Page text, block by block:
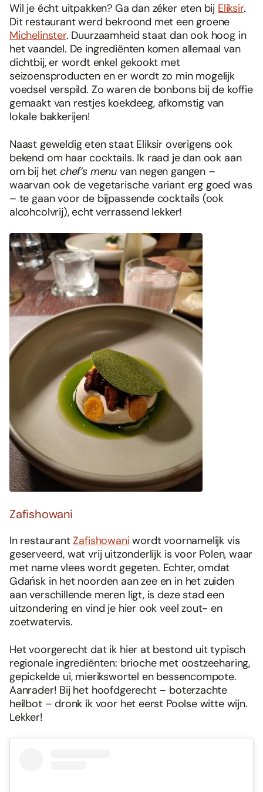
Wil je écht uitpakken? Ga dan zéker eten bij Eliksir.
Dit restaurant werd bekroond met een groene
Michelinster. Duurzaamheid staat dan ook hoog in
het vaandel. De ingrediënten komen allemaal van
dichtbij, er wordt enkel gekookt met
seizoensproducten en er wordt zo min mogelijk
voedsel verspild. Zo waren de bonbons bij de koffie
gemaakt van restjes koekdeeg, afkomstig van
lokale bakkerijen!
Naast geweldig eten staat Eliksir overigens ook
bekend om haar cocktails. Ik raad je dan ook aan
om bij hetchef’s menu van negen gangen –
waarvan ook de vegetarische variant erg goed was
– te gaan voor de bijpassende cocktails (ook
alcohcolvrij), echt verrassend lekker!
Zafishowani
In restaurantZafishowani wordt voornamelijk vis
geserveerd, wat vrij uitzonderlijk is voor Polen, waar
met name vlees wordt gegeten. Echter, omdat
Gdańsk in het noorden aan zee en in het zuiden
aan verschillende meren ligt, is deze stad een
uitzondering en vind je hier ook veel zout- en
zoetwatervis.
Het voorgerecht dat ik hier at bestond uit typisch
regionale ingrediënten: brioche met oostzeeharing,
gepickelde ui, mierikswortel en bessencompote.
Aanrader! Bij het hoofdgerecht – boterzachte
heilbot – dronk ik voor het eerst Poolse witte wijn.
Lekker!